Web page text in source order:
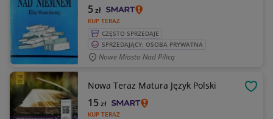
KUP TERAZ
5zł
CZĘSTO SPRZEDAJE
SPRZEDAJĄCY: OSOBA PRYWATNA
Nowe Miasto Nad Pilicą
Nowa Teraz Matura Język Polski
KUP TERAZ
15zł